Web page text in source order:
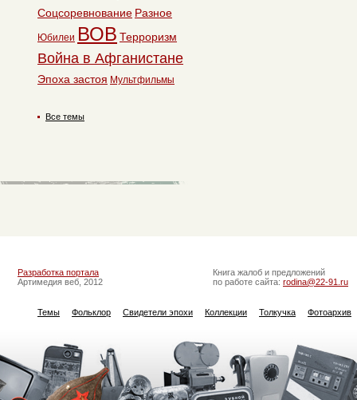
Соцсоревнование Разное
Юбилеи ВОВ Терроризм
Война в Афганистане
Эпоха застоя Мультфильмы
Все темы
Разработка портала
Артимедия веб, 2012
Книга жалоб и предложений
по работе сайта: rodina@22-91.ru
Темы Фольклор Свидетели эпохи Коллекции Толкучка Фотоархив